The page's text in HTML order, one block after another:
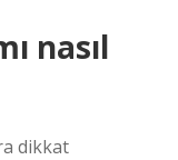
nasıl
dikkat